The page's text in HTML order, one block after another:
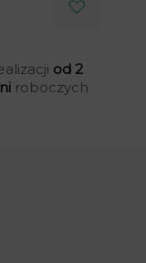
od 2
roboczych